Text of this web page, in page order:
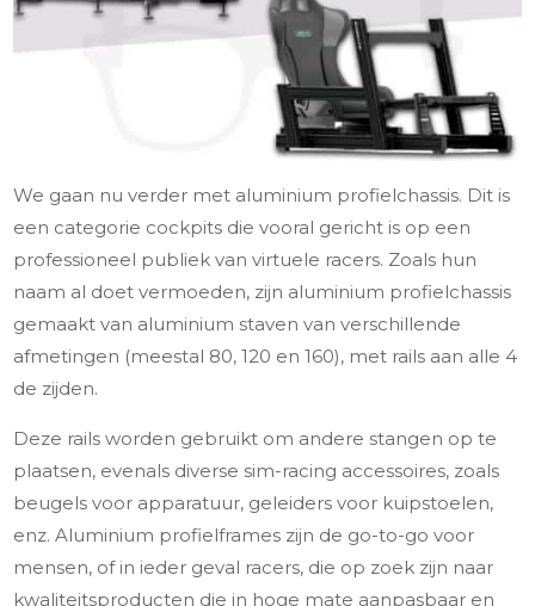
We gaan nu verder met aluminium profielchassis. Dit is
een categorie cockpits die vooral gericht is op een
professioneel publiek van virtuele racers. Zoals hun
naam al doet vermoeden, zijn aluminium profielchassis
gemaakt van aluminium staven van verschillende
afmetingen (meestal 80, 120 en 160), met rails aan alle 4
de zijden.
Deze rails worden gebruikt om andere stangen op te
plaatsen, evenals diverse sim-racing accessoires, zoals
beugels voor apparatuur, geleiders voor kuipstoelen,
enz. Aluminium profielframes zijn de go-to-go voor
mensen, of in ieder geval racers, die op zoek zijn naar
kwaliteitsproducten die in hoge mate aanpasbaar en